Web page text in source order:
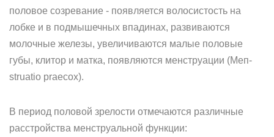
половое созревание - появляется волосистость на
лобке и в подмышечных впадинах, развиваются
молочные железы, увеличиваются малые половые
губы, клитор и матка, появляются менструации (Меп-
struatio praecox).
В период половой зрелости отмечаются различные
расстройства менструальной функции: